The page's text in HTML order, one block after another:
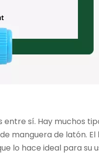
sí. Hay muchos
manguera de latón.
lo hace ideal para su